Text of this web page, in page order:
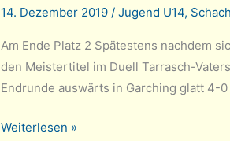
14. Dezember 2019 / Jugend U14,
Am Ende Platz 2 Spätestens nachdem
den Meistertitel im Duell Tarrasch-
Endrunde auswärts in Garching glatt 4-
Münchner
Weiterlesen »